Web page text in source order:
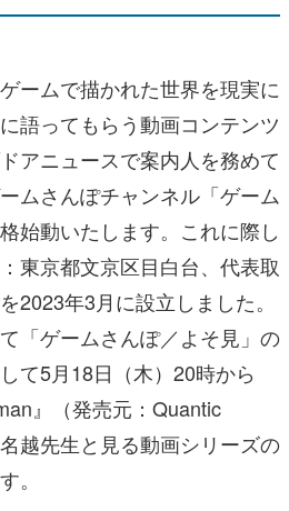
ームで描かれた世界を現実に
語ってもらう動画コンテンツ
アニュースで案内人を務めて
ムさんぽチャンネル「ゲーム
始動いたします。これに際し
東京都文京区目白台、代表取
2023年3月に設立しました。
「ゲームさんぽ／よそ見」の
て5月18日（木）20時から
』（発売元：Quantic
越先生と見る動画シリーズの
。